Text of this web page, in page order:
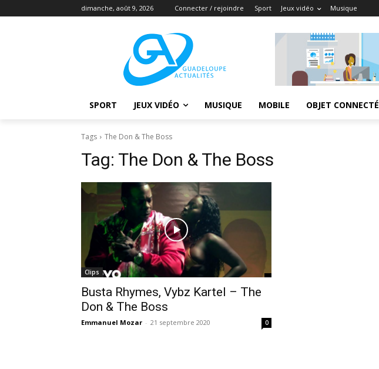
dimanche, août 9, 2026 Connecter / rejoindre Sport Jeux vidéo Musique
SPORT JEUX VIDÉO MUSIQUE MOBILE OBJET CONNECTÉ
Tags The Don & The Boss
Tag: The Don & The Boss
Clips
Busta Rhymes, Vybz Kartel – The
Don & The Boss
Emmanuel Mozar - 21 septembre 2020 0